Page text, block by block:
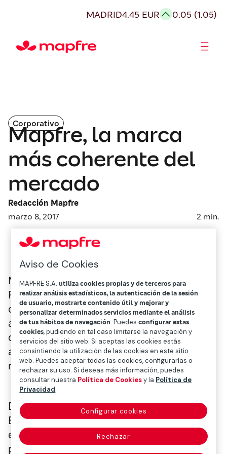
MADRID4.45 EUR 0.05 (1.05)
Corporativo
Mapfre, la marca
más coherente del
mercado
Redacción Mapfre
marzo 8, 2017
2 min.
Mapfre se ha situado como líder del “Brand
Reality Index 17’”, informe realizado por las
consultoras Brandward y Hamilton que ha
analizado 63 de las principales compañías
que operan en España para determinar qué
aspectos de las empresas guardan más
relación con la realidad.
De las principales enseñas que operan en
España, el estudio sitúa a Mapfre como
empresa española más coherente (distancia
percibida por el consumidor entre lo que las
Aviso de Cookies
MAPFRE S.A.utiliza cookies propias y de terceros para
realizar análisis estadísticos, la autenticación de la sesión
de usuario, mostrarte contenido útil y mejorar y
personalizar determinados servicios mediante el análisis
de tus hábitos de navegación. Puedesconfigurar estas
cookies, pudiendo en tal caso limitarse la navegación y
servicios del sitio web. Si aceptas las cookies estás
consintiendo la utilización de las cookies en este sitio
web. Puedes aceptar todas las cookies, configurarlas o
rechazar su uso. Si deseas más información, puedes
consultar nuestra Política de Cookiesy la Política de
Privacidad.
Configurar cookies
Rechazar